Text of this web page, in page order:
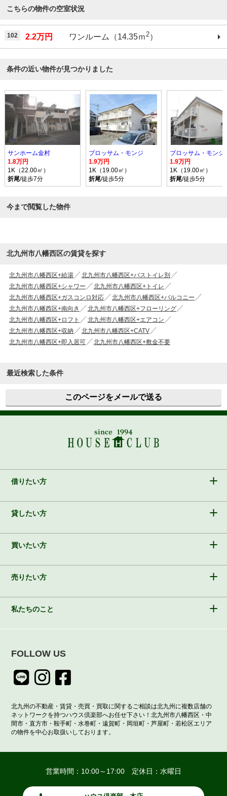
こちらの物件の空室状況
102 2.2万円 ワンルーム（14.35ｍ2）
条件の近い物件が見つかりました
サンホーム金村
1.8万円
1K（22.00㎡）
折尾/徒歩7分
ブロッサム・モンジ
1.9万円
1K（19.00㎡）
折尾/徒歩5分
ブロッサム・モンジ
1.9万円
1K（19.00㎡）
折尾/徒歩5分
今まで閲覧した物件
北九州市八幡西区の賃貸を探す
北九州市八幡西区+給湯
北九州市八幡西区+バストイレ別
北九州市八幡西区+シャワー
北九州市八幡西区+トイレ
北九州市八幡西区+ガスコンロ対応
北九州市八幡西区+バルコニー
北九州市八幡西区+南向き
北九州市八幡西区+フローリング
北九州市八幡西区+ロフト
北九州市八幡西区+エアコン
北九州市八幡西区+収納
北九州市八幡西区+CATV
北九州市八幡西区+即入居可
北九州市八幡西区+敷金不要
最近検索した条件
このページをメールで送る
借りたい方
貸したい方
買いたい方
売りたい方
私たちのこと
FOLLOW US
北九州の不動産・賃貸・売買・買取に関するご相談は北九州に複数店舗の
ネットワークを持つハウス倶楽部へお任せ下さい！北九州市八幡西区・中
間市・直方市・鞍手町・水巻町・遠賀町・岡垣町・芦屋町・若松区エリア
の物件を中心お取扱いしております。
営業時間：10:00～17:00 定休日：水曜日